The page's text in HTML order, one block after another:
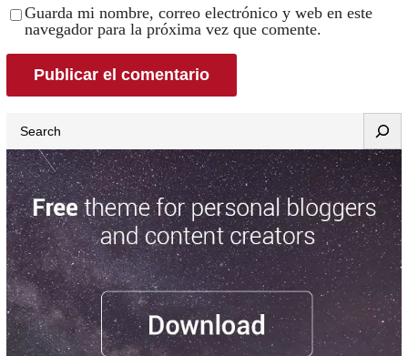
Guarda mi nombre, correo electrónico y web en este
navegador para la próxima vez que comente.